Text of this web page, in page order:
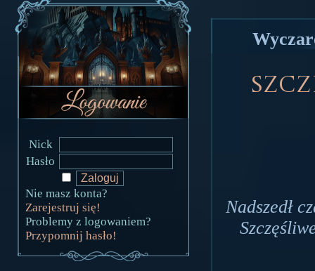
Nick
Hasło
Nie masz konta?
Zarejestruj się!
Problemy z logowaniem?
Przypomnij hasło!
Nadszedł